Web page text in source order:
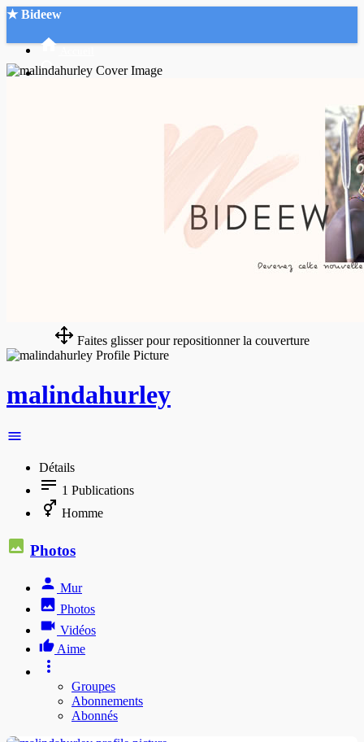
★ Bideew
Faites glisser pour repositionner la couverture
malindahurley
Détails
1 Publications
Homme
Photos
Mur
Photos
Vidéos
Aime
Groupes
Abonnements
Abonnés